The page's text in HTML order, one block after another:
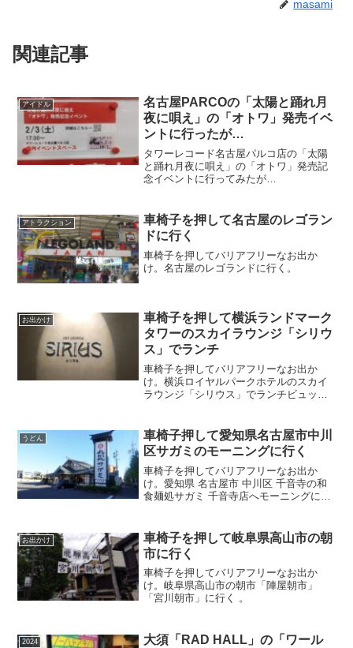
masami
関連記事
アイドル
名古屋PARCOの「太陽と踊れ月
夜に唄え」の「オトワ」発売イベ
ントに行ったが…
タワーレコード名古屋パルコ店の「太陽
と踊れ月夜に唄え」の「オトワ」発売記
念イベントに行ってみたが…
アトラクション
車椅子を押して名古屋のレゴラン
ドに行く
車椅子を押してバリアフリーなお出か
け。名古屋のレゴランドに行く。
お出かけ
車椅子を押して横浜ランドマーク
タワーのスカイラウンジ「シリウ
ス」でランチ
車椅子を押してバリアフリーなお出か
け。横浜ロイヤルパークホテルのスカイ
ラウンジ「シリウス」でランチビュッフ
うどん
車椅子押して愛知県名古屋市中川
区サガミのモーニングに行く
車椅子を押してバリアフリーなお出か
け。愛知県 名古屋市 中川区 千音寺の和
食麺処サガミ 千音寺店へモーニングに行
お出かけ
車椅子を押して岐阜県高山市の朝
市に行く
車椅子を押してバリアフリーなお出か
け。岐阜県高山市の朝市「陣屋朝市」
「宮川朝市」に行く 。
2024
大須「RAD HALL」の「ワール